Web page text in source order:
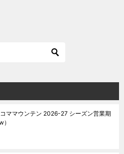
ママウンテン 2026-27 シーズン営業期
）